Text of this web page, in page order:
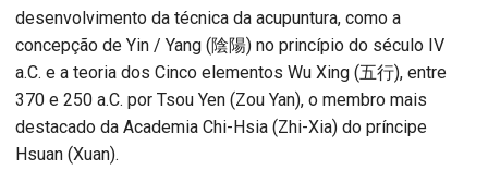
desenvolvimento da técnica da acupuntura, como a
concepção de Yin / Yang (陰陽) no princípio do século IV
a.C. e a teoria dos Cinco elementos Wu Xing (五行), entre
370 e 250 a.C. por Tsou Yen (Zou Yan), o membro mais
destacado da Academia Chi-Hsia (Zhi-Xia) do príncipe
Hsuan (Xuan).